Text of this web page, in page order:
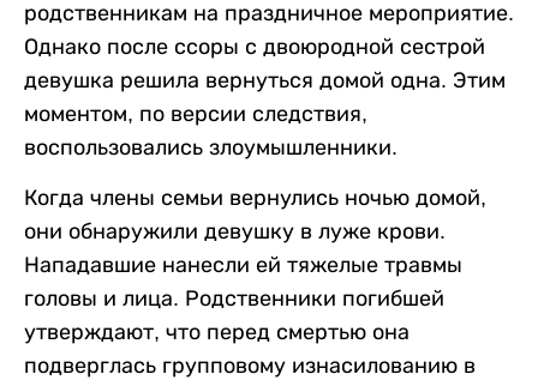
родственникам на праздничное мероприятие.
Однако после ссоры с двоюродной сестрой
девушка решила вернуться домой одна. Этим
моментом, по версии следствия,
воспользовались злоумышленники.
Когда члены семьи вернулись ночью домой,
они обнаружили девушку в луже крови.
Нападавшие нанесли ей тяжелые травмы
головы и лица. Родственники погибшей
утверждают, что перед смертью она
подверглась групповому изнасилованию в